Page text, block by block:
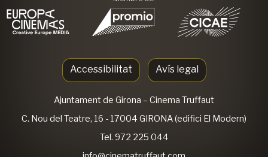
Accessibilitat Avís legal
Ajuntament de Girona – Cinema Truffaut
C. Nou del Teatre, 16 - 17004 GIRONA (edifici El Modern)
Tel. 972 225 044